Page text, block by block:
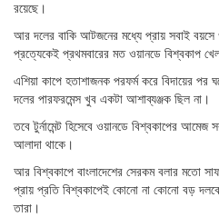
রয়েছে।
আর দলের বাকি আটজনের মধ্যে প্রায় সবাই
প্রত্যেকেই প্রথমবারের মত ওয়ানডে বিশ্বকাপ
এশিয়া কাপে হতাশাজনক পরফর্ম করে বিদায়ের পর
দলের পারফরমেন্স খুব একটা আশাব্যঞ্জক ছিল না।
তবে টুর্নামেন্ট হিসেবে ওয়ানডে বিশ্বকাপের
আলাদা থাকে।
আর বিশ্বকাপে বাংলাদেশের সেরকম বলার মতো
প্রায় প্রতি বিশ্বকাপেই কোনো না কোনো বড় দলকে
তারা।